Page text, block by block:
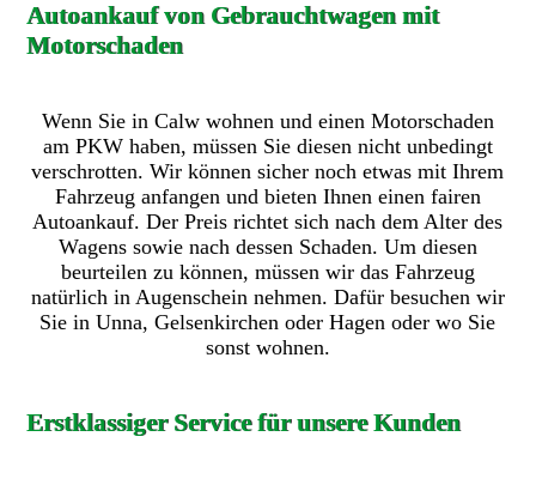
Autoankauf von Gebrauchtwagen mit
Motorschaden
Wenn Sie in Calw wohnen und einen Motorschaden
am PKW haben, müssen Sie diesen nicht unbedingt
verschrotten. Wir können sicher noch etwas mit Ihrem
Fahrzeug anfangen und bieten Ihnen einen fairen
Autoankauf. Der Preis richtet sich nach dem Alter des
Wagens sowie nach dessen Schaden. Um diesen
beurteilen zu können, müssen wir das Fahrzeug
natürlich in Augenschein nehmen. Dafür besuchen wir
Sie in Unna, Gelsenkirchen oder Hagen oder wo Sie
sonst wohnen.
Erstklassiger Service für unsere Kunden